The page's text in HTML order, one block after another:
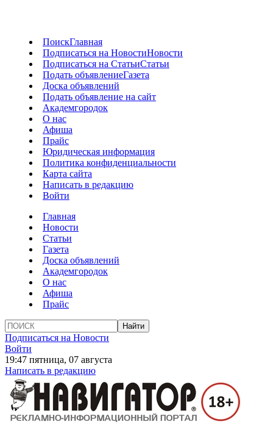
ПоискГлавная
Подписаться на НовостиНовости
Подписаться на СтатьиСтатьи
Подать объявлениеГазета
Доска объявлений
Подать объявление на сайт
Академгородок
О нас
Афиша
Прайс
Юридическая информация
Политика конфиденциальности
Карта сайта
Написать в редакцию
Войти
Главная
Новости
Статьи
Газета
Доска объявлений
Академгородок
О нас
Афиша
Прайс
Подписаться на Новости
Войти
19:47 пятница, 07 августа
Написать в редакцию